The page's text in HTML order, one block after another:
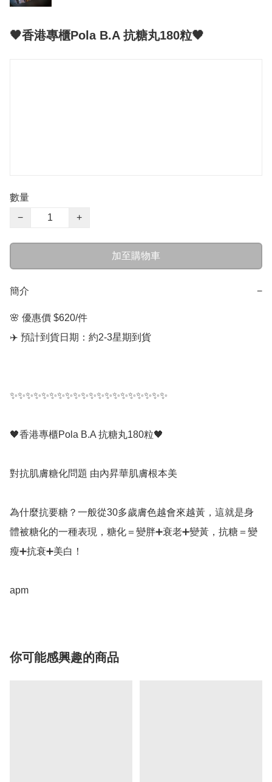
🖤香港專櫃Pola B.A 抗糖丸180粒🖤
數量
−
+
加至購物車
簡介 −
🌸 優惠價 $620/件
✈️ 預計到貨日期：約2-3星期到貨
✨✨✨✨✨✨✨✨✨✨✨✨✨✨✨✨✨✨✨✨
🖤香港專櫃Pola B.A 抗糖丸180粒🖤
對抗肌膚糖化問題 由內昇華肌膚根本美
為什麼抗要糖？一般從30多歲膚色越會來越黃，這就是身
體被糖化的一種表現，糖化＝變胖➕衰老➕變黃，抗糖＝變
瘦➕抗衰➕美白！
apm
你可能感興趣的商品